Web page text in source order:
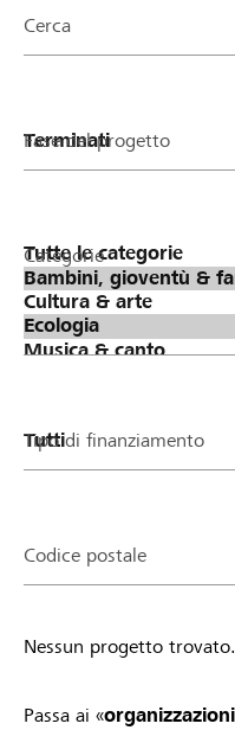
della
Cerca
Fase del progetto
Categorie
Tipo di finanziamento
Codice postale
Nessun progetto trovato.
Passa ai «organizzazioni